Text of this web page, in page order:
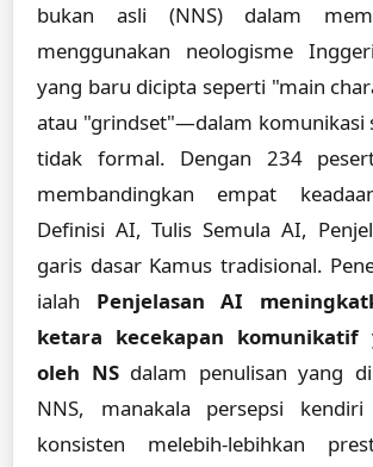
bukan asli (NNS) dalam
menggunakan neologisme
yang baru dicipta seperti "main
atau "grindset"—dalam komunikasi
tidak formal. Dengan 234
membandingkan empat
Definisi AI, Tulis Semula AI,
garis dasar Kamus tradisional.
ialah Penjelasan AI
ketara kecekapan komunikatif
oleh NSdalam penulisan yang
NNS, manakala persepsi
konsisten melebih-lebihkan